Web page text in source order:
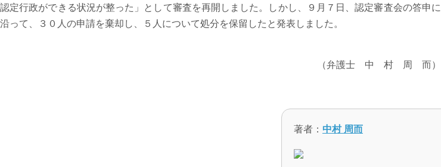
認定行政ができる状況が整った」として審査を再開しました。しかし、９月７日、認定審査会の答申に
沿って、３０人の申請を棄却し、５人について処分を保留したと発表しました。
（弁護士 中 村 周 而）
著者： 中村 周而